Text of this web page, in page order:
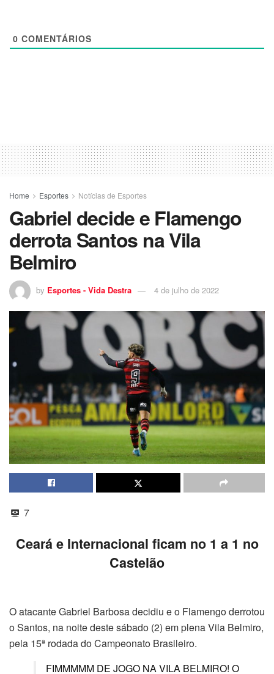
0 COMENTÁRIOS
Home Esportes Notícias de Esportes
Gabriel decide e Flamengo
derrota Santos na Vila
Belmiro
by Esportes - Vida Destra 4 de julho de 2022
7
Ceará e Internacional ficam no 1 a 1 no
Castelão
O atacante Gabriel Barbosa decidiu e o Flamengo derrotou
o Santos, na noite deste sábado (2) em plena Vila Belmiro,
pela 15ª rodada do Campeonato Brasileiro.
FIMMMMM DE JOGO NA VILA BELMIRO! O